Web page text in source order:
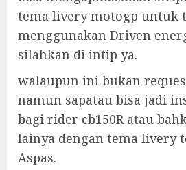
tema livery motogp untuk
menggunakan Driven
silahkan di intip ya.
walaupun ini bukan
namun sapatau bisa jadi
bagi rider cb150R atau
lainya dengan tema livery
Aspas.